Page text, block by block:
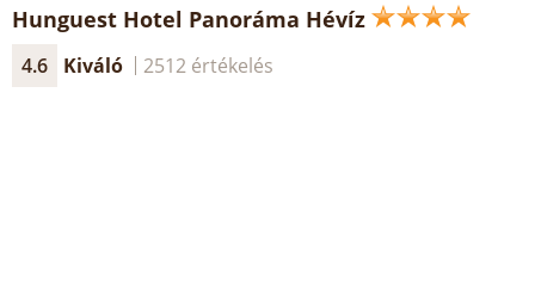
Hunguest Hotel Panoráma Hévíz
4.6 Kiváló 2512 értékelés